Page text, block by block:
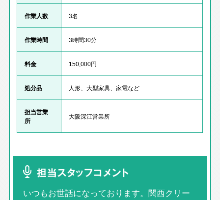
作業人数 3名
作業時間 3時間30分
料金 150,000円
処分品 人形、大型家具、家電など
担当営業
所
大阪深江営業所
担当スタッフコメント
いつもお世話になっております。関西クリー